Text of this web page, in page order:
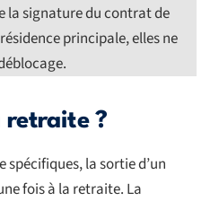
la signature du contrat de
principale, elles ne
retraite ?
spécifiques, la sortie d’un
fois à la retraite. La